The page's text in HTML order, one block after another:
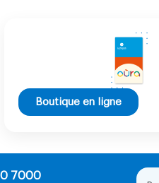
Boutique en ligne
7000